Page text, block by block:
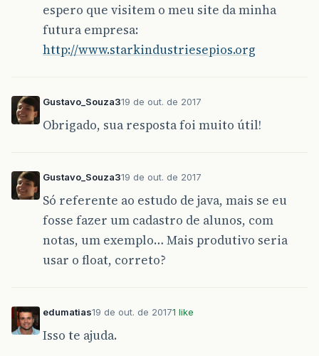
espero que visitem o meu site da minha
futura empresa:
http://www.starkindustriesepios.org
Gustavo_Souza319 de out. de 2017
Obrigado, sua resposta foi muito útil!
Gustavo_Souza319 de out. de 2017
Só referente ao estudo de java, mais se eu
fosse fazer um cadastro de alunos, com
notas, um exemplo… Mais produtivo seria
usar o float, correto?
edumatias19 de out. de 20171 like
Isso te ajuda.